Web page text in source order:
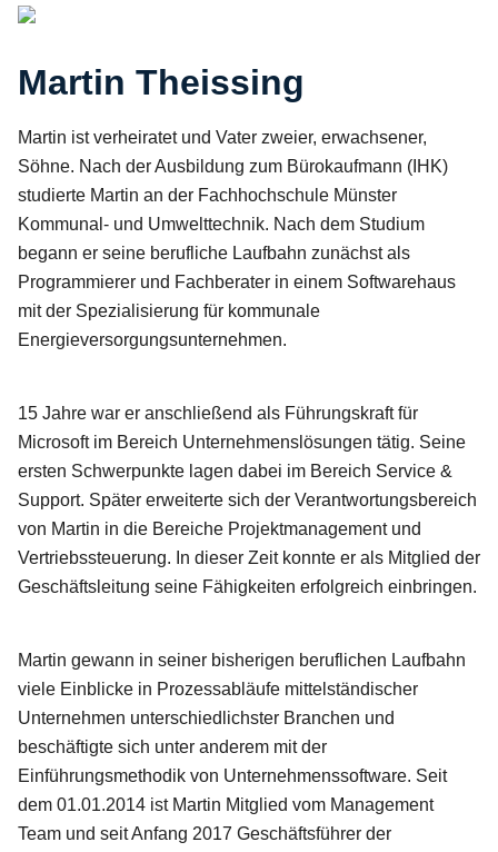
Martin Theissing
Martin ist verheiratet und Vater zweier, erwachsener,
Söhne. Nach der Ausbildung zum Bürokaufmann (IHK)
studierte Martin an der Fachhochschule Münster
Kommunal- und Umwelttechnik. Nach dem Studium
begann er seine berufliche Laufbahn zunächst als
Programmierer und Fachberater in einem Softwarehaus
mit der Spezialisierung für kommunale
Energieversorgungsunternehmen.
15 Jahre war er anschließend als Führungskraft für
Microsoft im Bereich Unternehmenslösungen tätig. Seine
ersten Schwerpunkte lagen dabei im Bereich Service &
Support. Später erweiterte sich der Verantwortungsbereich
von Martin in die Bereiche Projektmanagement und
Vertriebssteuerung. In dieser Zeit konnte er als Mitglied der
Geschäftsleitung seine Fähigkeiten erfolgreich einbringen.
Martin gewann in seiner bisherigen beruflichen Laufbahn
viele Einblicke in Prozessabläufe mittelständischer
Unternehmen unterschiedlichster Branchen und
beschäftigte sich unter anderem mit der
Einführungsmethodik von Unternehmenssoftware. Seit
dem 01.01.2014 ist Martin Mitglied vom Management
Team und seit Anfang 2017 Geschäftsführer der